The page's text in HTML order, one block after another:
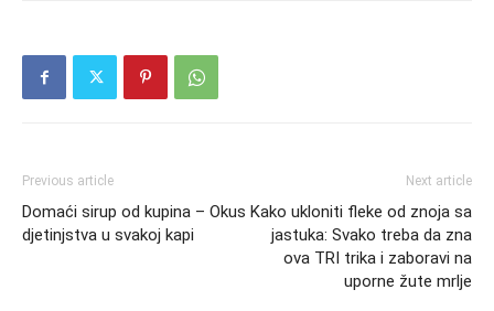
Previous article
Domaći sirup od kupina – Okus
djetinjstva u svakoj kapi
Next article
Kako ukloniti fleke od znoja sa
jastuka: Svako treba da zna
ova TRI trika i zaboravi na
uporne žute mrlje